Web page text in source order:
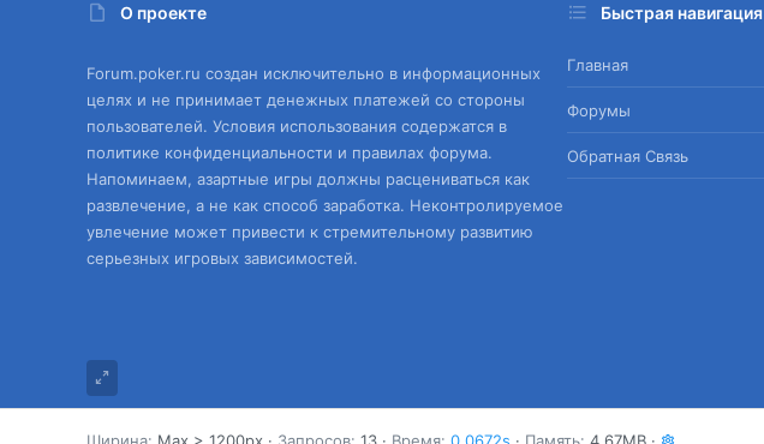
О проекте
Forum.poker.ru создан исключительно в информационных
целях и не принимает денежных платежей со стороны
пользователей. Условия использования содержатся в
политике конфиденциальности и правилах форума.
Напоминаем, азартные игры должны расцениваться как
развлечение, а не как способ заработка. Неконтролируемое
увлечение может привести к стремительному развитию
серьезных игровых зависимостей.
Быстрая навигация
Главная
Форумы
Обратная Связь